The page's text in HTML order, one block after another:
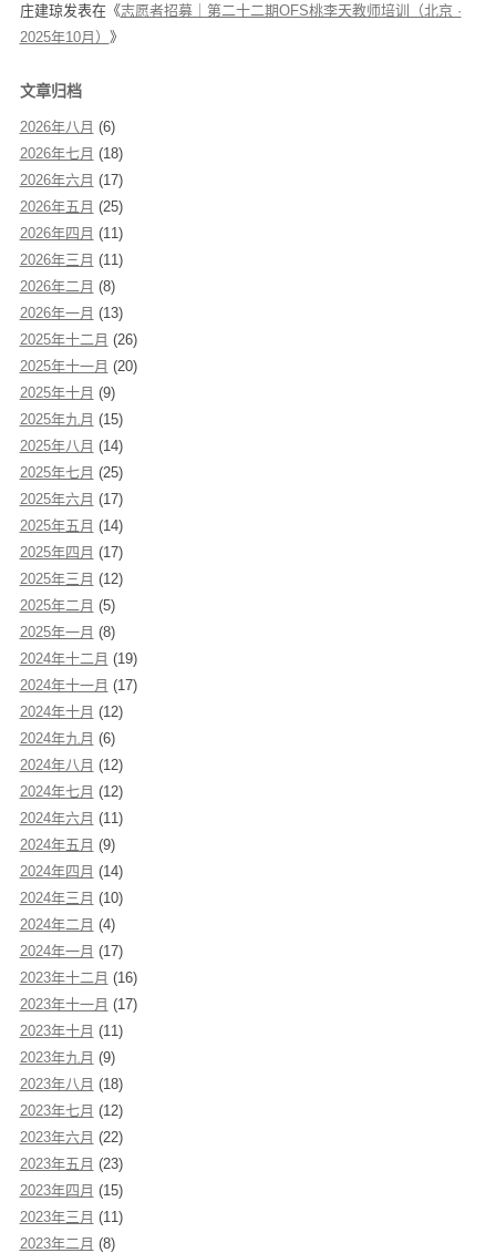
庄建琼发表在《志愿者招募｜第二十二期OFS桃李天教师培训（北京 ·
2025年10月） 》
文章归档
2026年八月 (6)
2026年七月 (18)
2026年六月 (17)
2026年五月 (25)
2026年四月 (11)
2026年三月 (11)
2026年二月 (8)
2026年一月 (13)
2025年十二月 (26)
2025年十一月 (20)
2025年十月 (9)
2025年九月 (15)
2025年八月 (14)
2025年七月 (25)
2025年六月 (17)
2025年五月 (14)
2025年四月 (17)
2025年三月 (12)
2025年二月 (5)
2025年一月 (8)
2024年十二月 (19)
2024年十一月 (17)
2024年十月 (12)
2024年九月 (6)
2024年八月 (12)
2024年七月 (12)
2024年六月 (11)
2024年五月 (9)
2024年四月 (14)
2024年三月 (10)
2024年二月 (4)
2024年一月 (17)
2023年十二月 (16)
2023年十一月 (17)
2023年十月 (11)
2023年九月 (9)
2023年八月 (18)
2023年七月 (12)
2023年六月 (22)
2023年五月 (23)
2023年四月 (15)
2023年三月 (11)
2023年二月 (8)